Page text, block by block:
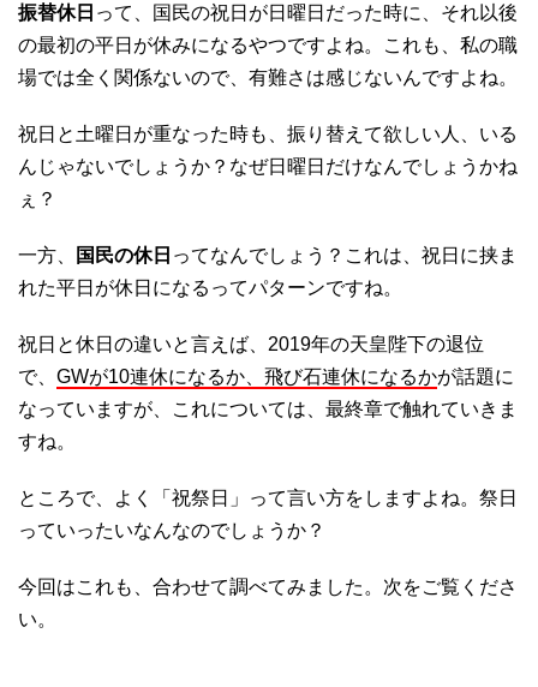
振替休日 って、国民の祝日が日曜日だった時に、それ以後
の最初の平日が休みになるやつですよね。これも、私の職
場では全く関係ないので、有難さは感じないんですよね。
祝日と土曜日が重なった時も、振り替えて欲しい人、いる
んじゃないでしょうか？なぜ日曜日だけなんでしょうかね
ぇ？
一方、 国民の休日 ってなんでしょう？これは、祝日に挟ま
れた平日が休日になるってパターンですね。
祝日と休日の違いと言えば、2019年の天皇陛下の退位
で、 GWが10連休になるか、飛び石連休になるかが話題に
なっていますが、これについては、最終章で触れていきま
すね。
ところで、よく「祝祭日」って言い方をしますよね。祭日
っていったいなんなのでしょうか？
今回はこれも、合わせて調べてみました。次をご覧くださ
い。